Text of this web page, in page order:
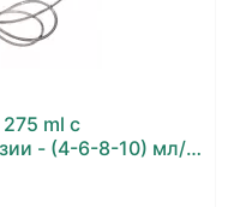
ml с
- (4-6-8-10) мл/